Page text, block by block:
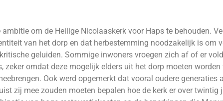
om de Heilige Nicolaaskerk voor Haps te behouden.
van het dorp en dat herbestemming noodzakelijk is om
geluiden. Sommige inwoners vroegen zich af of er
omdat deze mogelijk elders uit het dorp moeten worden
Ook werd opgemerkt dat vooral oudere generaties
zij mee zouden moeten bepalen hoe de kerk er over twintig